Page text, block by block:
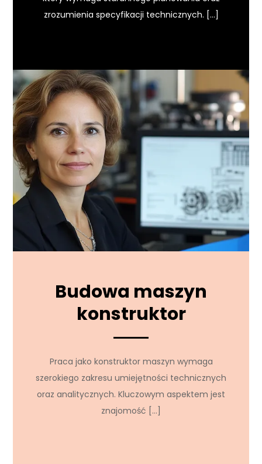
zrozumienia specyfikacji technicznych. […]
Budowa maszyn
konstruktor
Praca jako konstruktor maszyn wymaga
szerokiego zakresu umiejętności technicznych
oraz analitycznych. Kluczowym aspektem jest
znajomość […]